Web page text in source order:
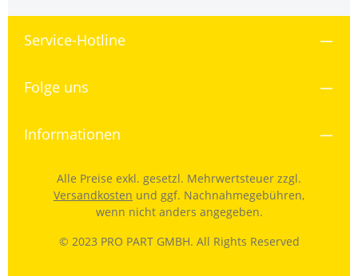
Service-Hotline
Folge uns
Informationen
© 2023 PRO PART GMBH. All Rights Reserved
Alle Preise exkl. gesetzl. Mehrwertsteuer zzgl.
Versandkosten und ggf. Nachnahmegebühren,
wenn nicht anders angegeben.